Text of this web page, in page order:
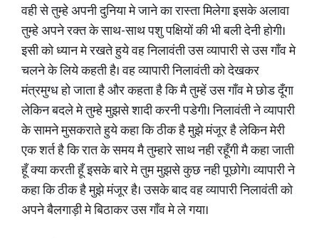
वही से तुम्हे अपनी दुनिया मे जाने का रास्ता मिलेगा इसके अलावा
तुम्हे अपने रक्त के साथ-साथ पशु पक्षियों की भी बली देनी होगी।
इसी को ध्यान मे रखते हुये वह निलावंती उस व्यापारी से उस गाँव मे
चलने के लिये कहती है। वह व्यापारी निलावंती को देखकर
मंत्रमुग्ध हो जाता है और कहता है कि मै तुम्हें उस गाँव मे छोड दूँगा
लेकिन बदले मे तुम्हे मुझसे शादी करनी पडेगी। निलावंती ने व्यापारी
के सामने मुसकराते हुये कहा कि ठीक है मुझे मंजूर है लेकिन मेरी
एक शर्त है कि रात के समय मै तुम्हारे साथ नही रहूँगी मै कहा जाती
हूँ क्या करती हूँ इसके बारे मे तुम मुझसे कुछ नही पूछोगे। व्यापारी ने
कहा कि ठीक है मुझे मंजूर है। उसके बाद वह व्यापारी निलावंती को
अपने बैलगाड़ी मे बिठाकर उस गाँव मे ले गया।